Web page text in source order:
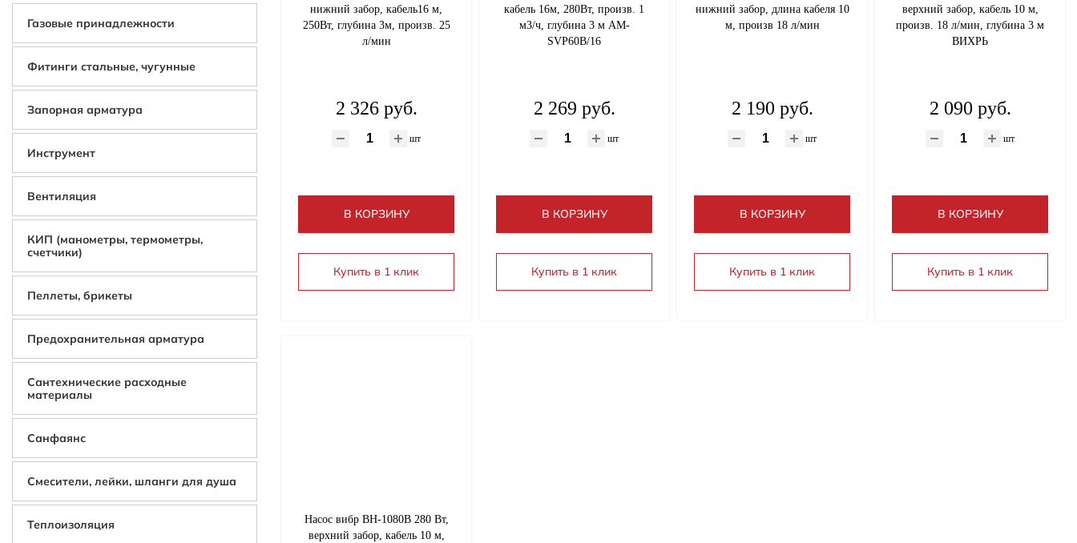
Газовые принадлежности
Фитинги стальные, чугунные
Запорная арматура
Инструмент
Вентиляция
КИП (манометры, термометры,
счетчики)
Пеллеты, брикеты
Предохранительная арматура
Сантехнические расходные
материалы
Санфаянс
Смесители, лейки, шланги для душа
Теплоизоляция
нижний забор, кабель16 м,
250Вт, глубина 3м, произв. 25
л/мин
2 326 руб.
шт
В КОРЗИНУ
Купить в 1 клик
кабель 16м, 280Вт, произв. 1
м3/ч, глубина 3 м AM-
SVP60B/16
2 269 руб.
шт
В КОРЗИНУ
Купить в 1 клик
нижний забор, длина кабеля 10
м, произв 18 л/мин
2 190 руб.
шт
В КОРЗИНУ
Купить в 1 клик
верхний забор, кабель 10 м,
произв. 18 л/мин, глубина 3 м
ВИХРЬ
2 090 руб.
шт
В КОРЗИНУ
Купить в 1 клик
Насос вибр ВН-1080В 280 Вт,
верхний забор, кабель 10 м,